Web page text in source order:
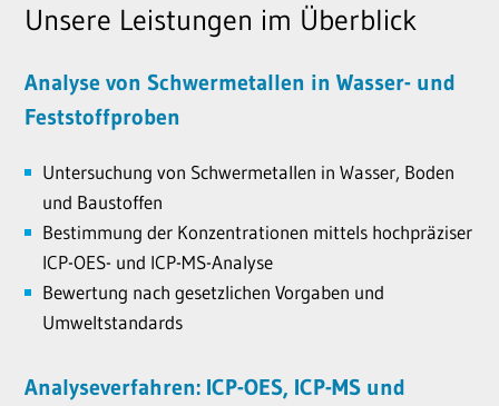
Unsere Leistungen im Überblick
Analyse von Schwermetallen in Wasser- und
Feststoffproben
Untersuchung von Schwermetallen in Wasser, Boden
und Baustoffen
Bestimmung der Konzentrationen mittels hochpräziser
ICP-OES- und ICP-MS-Analyse
Bewertung nach gesetzlichen Vorgaben und
Umweltstandards
Analyseverfahren: ICP-OES, ICP-MS und